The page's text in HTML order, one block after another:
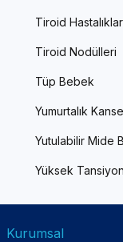
Tiroid
Tiroid Nodülleri
Tüp Bebek
Yumurtalık
Yutulabilir Mide
Yüksek Tansiyon
Kurumsal